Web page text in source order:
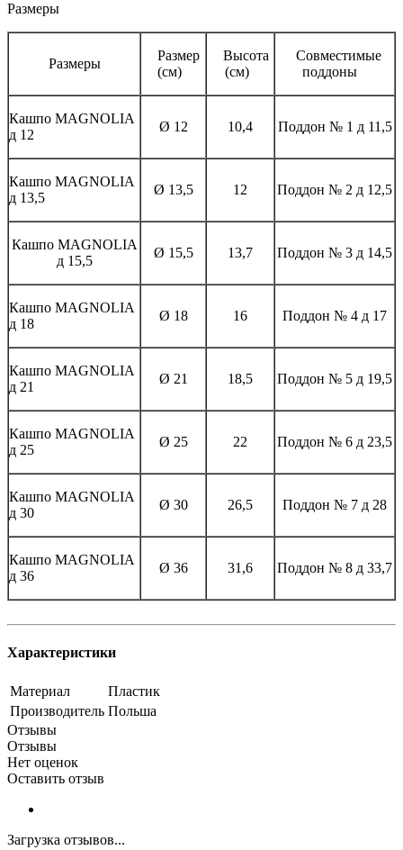
Размеры
Размеры
Размер
(см)
Высота
(см)
Совместимые
поддоны
Кашпо MAGNOLIА
д 12
Ø 12 10,4 Поддон № 1 д 11,5
Кашпо MAGNOLIА
д 13,5
Ø 13,5 12 Поддон № 2 д 12,5
Кашпо MAGNOLIА
д 15,5
Ø 15,5 13,7 Поддон № 3 д 14,5
Кашпо MAGNOLIА
д 18
Ø 18 16 Поддон № 4 д 17
Кашпо MAGNOLIА
д 21
Ø 21 18,5 Поддон № 5 д 19,5
Кашпо MAGNOLIА
д 25
Ø 25 22 Поддон № 6 д 23,5
Кашпо MAGNOLIА
д 30
Ø 30 26,5 Поддон № 7 д 28
Кашпо MAGNOLIА
д 36
Ø 36 31,6 Поддон № 8 д 33,7
Характеристики
Материал
Пластик
Производитель Польша
Отзывы
Отзывы
Нет оценок
Оставить отзыв
Загрузка отзывов...